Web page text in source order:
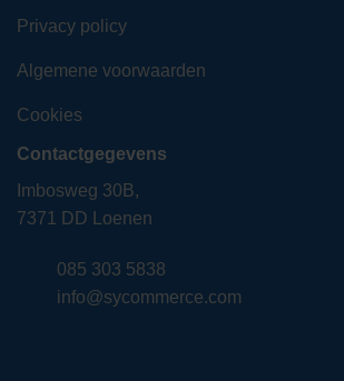
Privacy policy
Algemene voorwaarden
Cookies
Contactgegevens
Imbosweg 30B,
7371 DD Loenen
085 303 5838
info@sycommerce.com